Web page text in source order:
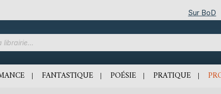
Sur BoD
FANTASTIQUE POÉSIE PRATIQUE